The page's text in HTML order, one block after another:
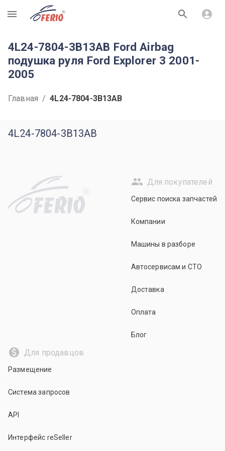
R
4L24-7804-3B13AB Ford Airbag
подушка руля Ford Explorer 3 2001-
2005
Главная / 4L24-7804-3B13AB
4L24-7804-3B13AB
R
Для покупателей
Сервис поиска запчастей
Компании
Машины в разборе
Автосервисам и СТО
Доставка
Оплата
Блог
Для продавцов
Размещение
Система запросов
API
Интерфейс reSeller